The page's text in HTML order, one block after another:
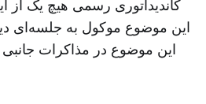
کاندیداتوری رسمی هیچ یک از
این موضوع موکول به جلسه‌ای
این موضوع در مذاکرات